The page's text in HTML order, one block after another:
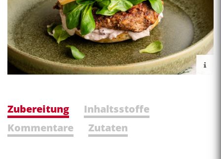
Zubereitung
Inhaltsstoffe
Kommentare
Zutaten